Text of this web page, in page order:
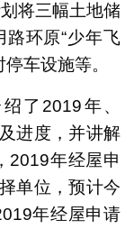
将三幅土地储
路环原“少年飞
车设施等。
了2019年、
进度，并讲解
2019年经屋申
单位，预计今
年经屋申请